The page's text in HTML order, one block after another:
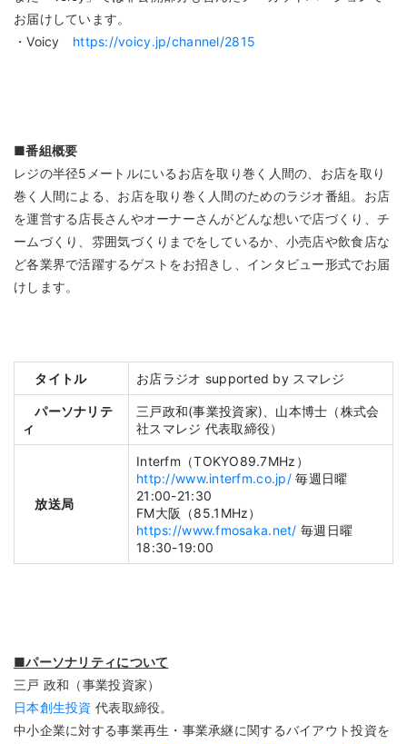
お届けしています。
・Voicy https://voicy.jp/channel/2815
■番組概要
レジの半径5メートルにいるお店を取り巻く人間の、お店を取り
巻く人間による、お店を取り巻く人間のためのラジオ番組。お店
を運営する店長さんやオーナーさんがどんな想いで店づくり、チ
ームづくり、雰囲気づくりまでをしているか、小売店や飲食店な
ど各業界で活躍するゲストをお招きし、インタビュー形式でお届
けします。
タイトル お店ラジオ supported by スマレジ
パーソナリテ
ィ
三戸政和(事業投資家)、山本博士（株式会
社スマレジ 代表取締役）
放送局
Interfm（TOKYO89.7MHz）
http://www.interfm.co.jp/ 毎週日曜
21:00-21:30
FM大阪（85.1MHz）
https://www.fmosaka.net/ 毎週日曜
18:30-19:00
■パーソナリティについて
三戸 政和（事業投資家）
日本創生投資 代表取締役。
中小企業に対する事業再生・事業承継に関するバイアウト投資を